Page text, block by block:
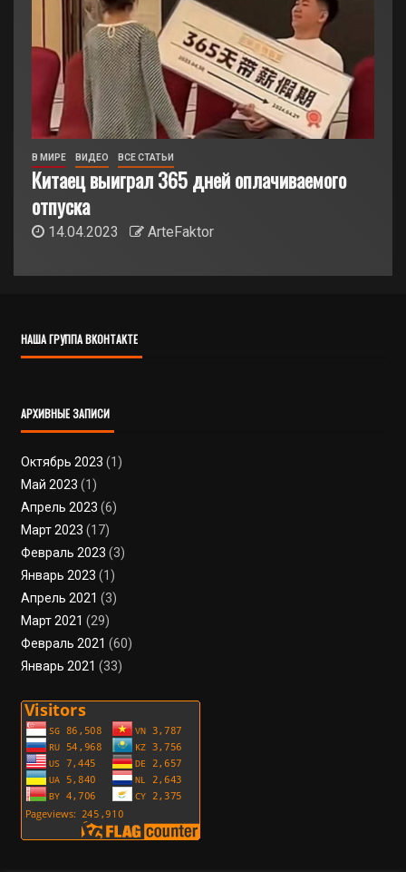
В МИРЕ ВИДЕО ВСЕ СТАТЬИ
Китаец выиграл 365 дней оплачиваемого
отпуска
14.04.2023 ArteFaktor
НАША ГРУППА ВКОНТАКТЕ
АРХИВНЫЕ ЗАПИСИ
Октябрь 2023 (1)
Май 2023 (1)
Апрель 2023 (6)
Март 2023 (17)
Февраль 2023 (3)
Январь 2023 (1)
Апрель 2021 (3)
Март 2021 (29)
Февраль 2021 (60)
Январь 2021 (33)